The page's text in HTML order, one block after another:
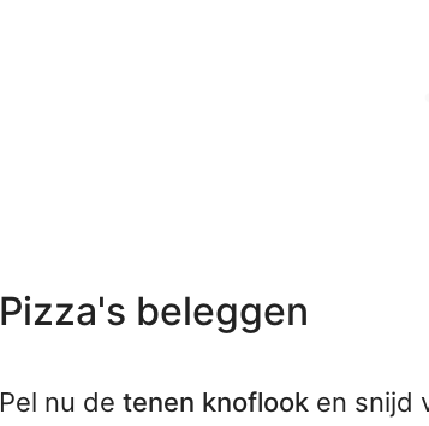
Pizza's beleggen
Pel nu de tenen knoflooken snijd